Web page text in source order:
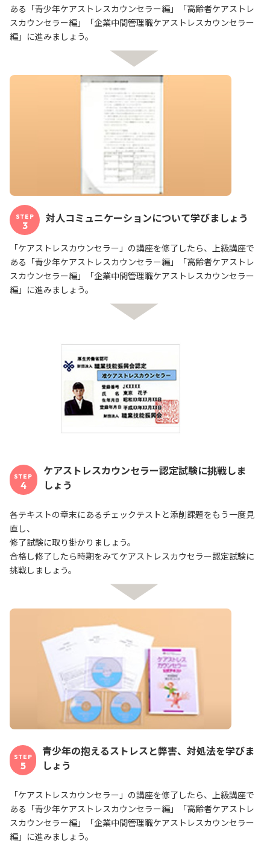
ある「青少年ケアストレスカウンセラー編」「高齢者ケアストレ
スカウンセラー編」「企業中間管理職ケアストレスカウンセラー
編」に進みましょう。
STEP
3
対人コミュニケーションについて学びましょう
「ケアストレスカウンセラー」の講座を修了したら、上級講座で
ある「青少年ケアストレスカウンセラー編」「高齢者ケアストレ
スカウンセラー編」「企業中間管理職ケアストレスカウンセラー
編」に進みましょう。
STEP
4
ケアストレスカウンセラー認定試験に挑戦しま
しょう
各テキストの章末にあるチェックテストと添削課題をもう一度見
直し、
修了試験に取り掛かりましょう。
合格し修了したら時期をみてケアストレスカウセラー認定試験に
挑戦しましょう。
STEP
5
青少年の抱えるストレスと弊害、対処法を学びま
しょう
「ケアストレスカウンセラー」の講座を修了したら、上級講座で
ある「青少年ケアストレスカウンセラー編」「高齢者ケアストレ
スカウンセラー編」「企業中間管理職ケアストレスカウンセラー
編」に進みましょう。